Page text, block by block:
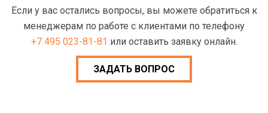
Если у вас остались вопросы, вы можете обратиться к
менеджерам по работе с клиентами по телефону
+7 495 023-81-81 или оставить заявку онлайн.
ЗАДАТЬ ВОПРОС